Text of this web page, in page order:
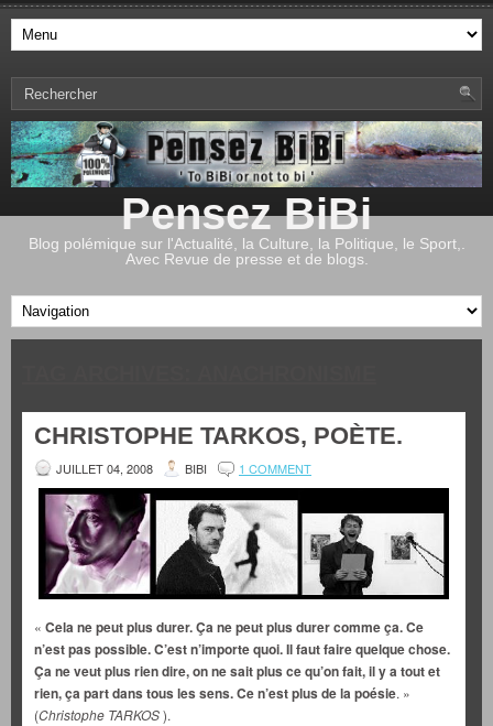
Pensez BiBi
Blog polémique sur l'Actualité, la Culture, la Politique, le Sport,.
Avec Revue de presse et de blogs.
CHRISTOPHE TARKOS, POÈTE.
JUILLET 04, 2008 BIBI 1 COMMENT
« Cela ne peut plus durer. Ça ne peut plus durer comme ça. Ce
n’est pas possible. C’est n’importe quoi. Il faut faire quelque chose.
Ça ne veut plus rien dire, on ne sait plus ce qu’on fait, il y a tout et
rien, ça part dans tous les sens. Ce n’est plus de la poésie. »
(Christophe TARKOS).